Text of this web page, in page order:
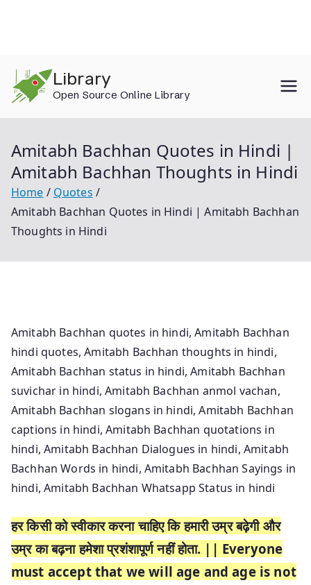
content
Library
Open Source Online Library
Amitabh Bachhan Quotes in Hindi |
Amitabh Bachhan Thoughts in Hindi
Home
Quotes
Amitabh Bachhan Quotes in Hindi | Amitabh Bachhan
Thoughts in Hindi
Amitabh Bachhan quotes in hindi, Amitabh Bachhan
hindi quotes, Amitabh Bachhan thoughts in hindi,
Amitabh Bachhan status in hindi, Amitabh Bachhan
suvichar in hindi, Amitabh Bachhan anmol vachan,
Amitabh Bachhan slogans in hindi, Amitabh Bachhan
captions in hindi, Amitabh Bachhan quotations in
hindi, Amitabh Bachhan Dialogues in hindi, Amitabh
Bachhan Words in hindi, Amitabh Bachhan Sayings in
hindi, Amitabh Bachhan Whatsapp Status in hindi
हर किसी को स्वीकार करना चाहिए कि हमारी उम्र बढ़ेगी और
उम्र का बढ़ना हमेशा प्रशंशापूर्ण नहीं होता. || Everyone
must accept that we will age and age is not